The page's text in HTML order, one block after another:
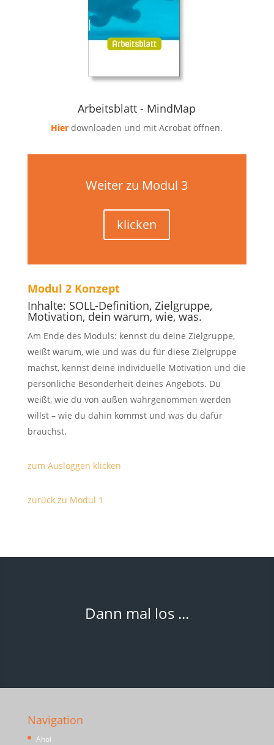
Arbeitsblatt - MindMap
Hier downloaden und mit Acrobat öffnen.
Weiter zu Modul 3
klicken
Modul 2 Konzept
Inhalte: SOLL-Definition, Zielgruppe,
Motivation, dein warum, wie, was.
Am Ende des Moduls: kennst du deine Zielgruppe,
weißt warum, wie und was du für diese Zielgruppe
machst, kennst deine individuelle Motivation und die
persönliche Besonderheit deines Angebots. Du
weißt, wie du von außen wahrgenommen werden
willst – wie du dahin kommst und was du dafür
brauchst.
zum Ausloggen klicken
zurück zu Modul 1
Dann mal los ...
Navigation
Ahoi